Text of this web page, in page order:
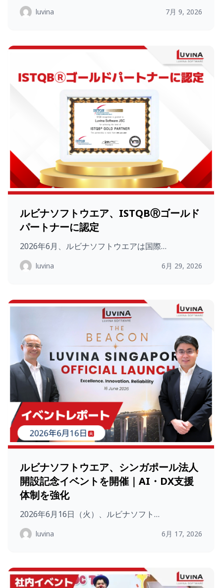
luvina 7月 9, 2026
ルビナソフトウエア、ISTQBⓇゴールド
パートナーに認定
2026年6月、ルビナソフトウエアは国際…
luvina 6月 29, 2026
ルビナソフトウエア、シンガポール法人
開設記念イベントを開催｜AI・DX支援
体制を強化
2026年6月16日（火）、ルビナソフト…
luvina 6月 17, 2026